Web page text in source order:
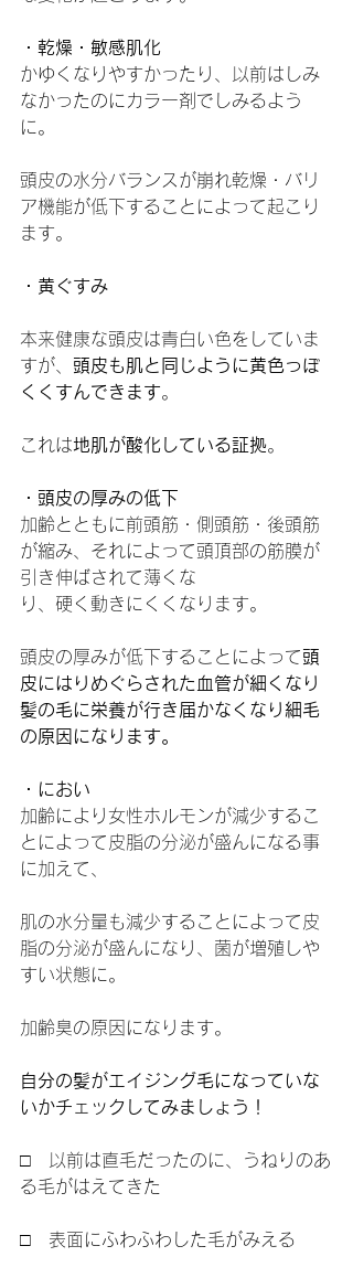
・乾燥・敏感肌化
かゆくなりやすかったり、以前はしみ
なかったのにカラー剤でしみるよう
に。
頭皮の水分バランスが崩れ乾燥・バリ
ア機能が低下することによって起こり
ます。
・黄ぐすみ
本来健康な頭皮は青白い色をしていま
すが、 頭皮も肌と同じように黄色っぽ
くくすんできます。
これは地肌が酸化している証拠。
・頭皮の厚みの低下
加齢とともに前頭筋・側頭筋・後頭筋
が縮み、それによって頭頂部の筋膜が
引き伸ばされて薄くな
り、硬く動きにくくなります。
頭皮の厚みが低下することによって頭
皮にはりめぐらされた血管が細くなり
髪の毛に栄養が行き届かなくなり細毛
の原因になります。
・におい
加齢により女性ホルモンが減少するこ
とによって皮脂の分泌が盛んになる事
に加えて、
肌の水分量も減少することによって皮
脂の分泌が盛んになり、菌が増殖しや
すい状態に。
加齢臭の原因になります。
自分の髪がエイジング毛になっていな
いかチェックしてみましょう！
□
以前は直毛だったのに、うねりのあ
る毛がはえてきた
□　表面にふわふわした毛がみえる